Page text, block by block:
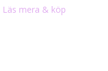
Läs mera & köp